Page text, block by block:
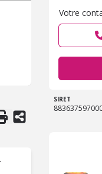
Votre
SIRET